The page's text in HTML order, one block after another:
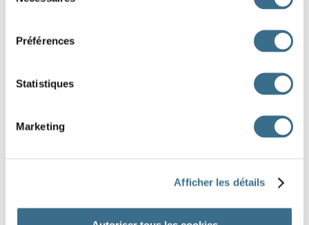
Préférences
Statistiques
Marketing
Afficher les détails